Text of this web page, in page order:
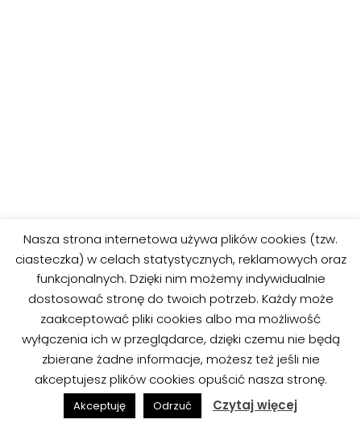
MORINDIA
Neve | Powered by WordPress
Czytaj Dzieciom |
Kolorowanki
Nasza strona internetowa używa plików cookies (tzw.
ciasteczka) w celach statystycznych, reklamowych oraz
funkcjonalnych. Dzięki nim możemy indywidualnie
dostosować stronę do twoich potrzeb. Każdy może
zaakceptować pliki cookies albo ma możliwość
wyłączenia ich w przeglądarce, dzięki czemu nie będą
zbierane żadne informacje, możesz też jeśli nie
akceptujesz plików cookies opuścić nasza stronę.
Akceptuję Odrzuć Czytaj więcej